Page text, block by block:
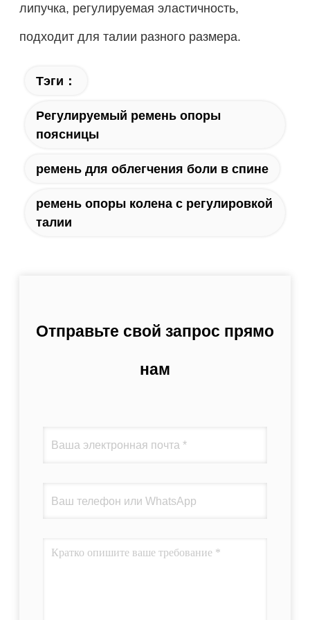
липучка, регулируемая эластичность,
подходит для талии разного размера.
Тэги：
Регулируемый ремень опоры
поясницы
ремень для облегчения боли в спине
ремень опоры колена с регулировкой
талии
Отправьте свой запрос прямо
нам